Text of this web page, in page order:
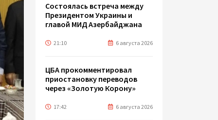
Состоялась встреча между
Президентом Украины и
главой МИД Азербайджана
21:10 6 августа 2026
ЦБА прокомментировал
приостановку переводов
через «Золотую Корону»
17:42 6 августа 2026